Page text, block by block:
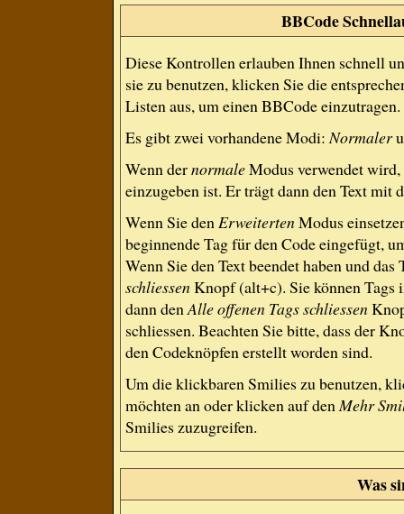
BBCode
Diese Kontrollen erlauben Ihnen schnell
sie zu benutzen, klicken Sie die
Listen aus, um einen BBCode einzutragen.
Es gibt zwei vorhandene Modi:Normaler
Wenn dernormaleModus verwendet
einzugeben ist. Er trägt dann den Text mit
Wenn Sie denErweitertenModus
beginnende Tag für den Code eingefügt,
Wenn Sie den Text beendet haben und
schliessenKnopf (alt+c). Sie können Tags
dann denAlle offenen Tags schliessen
schliessen. Beachten Sie bitte, dass der
den Codeknöpfen erstellt worden sind.
Um die klickbaren Smilies zu benutzen,
möchten an oder klicken auf denMehr
Smilies zuzugreifen.
Was